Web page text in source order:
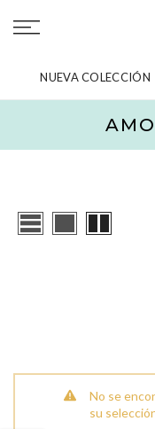
saltar
al
NUEVA COLECCIÓN
No se
su